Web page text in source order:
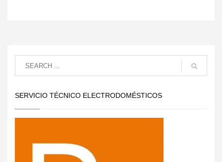
SERVICIO TÉCNICO ELECTRODOMÉSTICOS